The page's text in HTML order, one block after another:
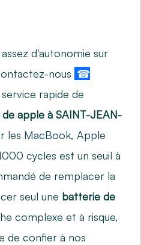
d'autonomie sur
nous ☎
rapide de
apple à SAINT-JEAN-
les MacBook, Apple
cycles est un seuil à
de remplacer la
seul une batterie de
complexe et à risque,
de confier à nos